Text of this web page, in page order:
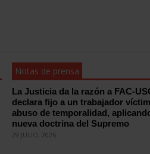
Notas de prensa
La Justicia da la razón a FAC-
declara fijo a un trabajador
abuso de temporalidad,
nueva doctrina del Supremo
29 JULIO, 2026